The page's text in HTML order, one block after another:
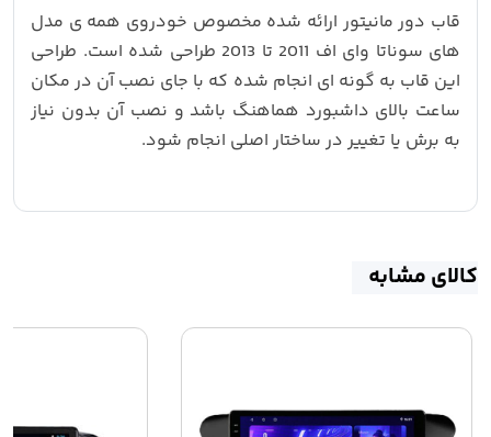
قاب دور مانیتور ارائه‌ شده مخصوص خودروی همه ی مدل
های سوناتا وای اف 2011 تا 2013 طراحی شده است. طراحی
این قاب به‌ گونه‌ ای انجام شده که با جای نصب آن در مکان
ساعت بالای داشبورد هماهنگ باشد و نصب آن بدون نیاز
به برش یا تغییر در ساختار اصلی انجام شود.
کالای مشابه